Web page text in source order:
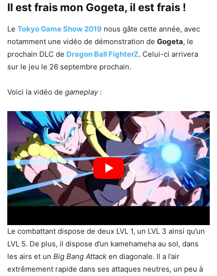
Il est frais mon Gogeta, il est frais !
Le Tokyo Game Show 2019 nous gâte cette année, avec
notamment une vidéo de démonstration de Gogeta, le
prochain DLC de Dragon Ball FighterZ. Celui-ci arrivera
sur le jeu le 26 septembre prochain.
Voici la vidéo de gameplay:
Le combattant dispose de deux LVL 1, un LVL 3 ainsi qu’un
LVL 5. De plus, il dispose d’un kamehameha au sol, dans
les airs et un Big Bang Attack en diagonale. Il a l’air
extrêmement rapide dans ses attaques neutres, un peu à